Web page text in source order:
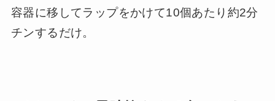
容器に移してラップをかけて10個あたり約2分
チンするだけ。